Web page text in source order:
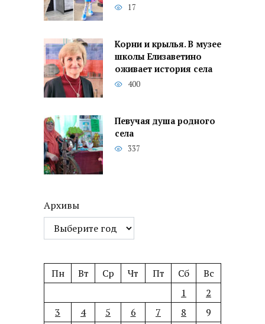
17
Корни и крылья. В музее
школы Елизаветино
оживает история села
400
Певучая душа родного
села
337
Архивы
Пн Вт Ср Чт Пт Сб
Вс
1
2
3
4 5 6 7 8
9